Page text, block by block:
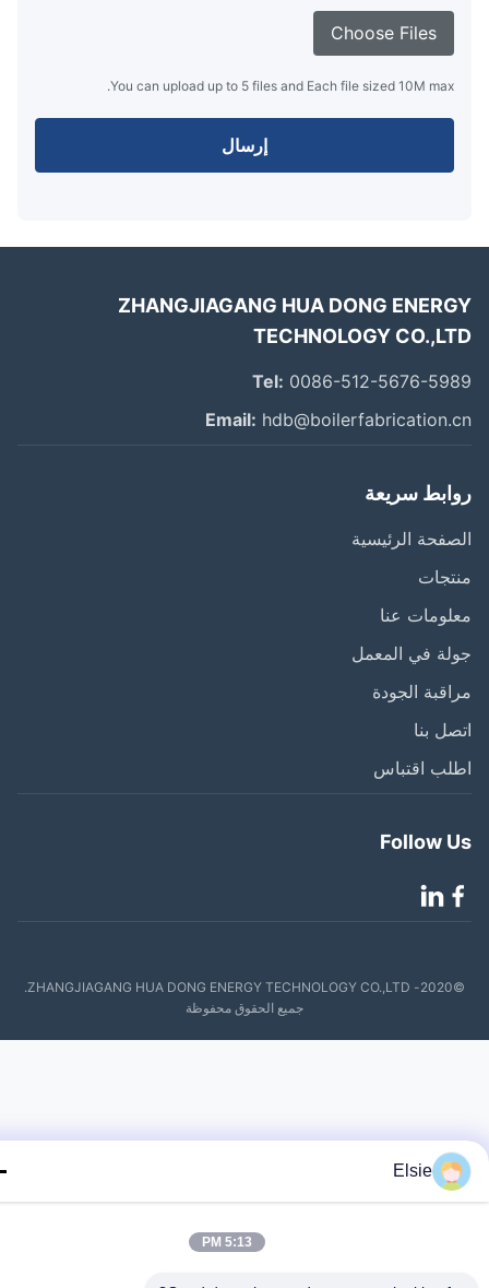
Choose Files
You can upload up to 5 files and Each file sized 10M max.
إرسال
ZHANGJIAGANG HUA DONG
TECHNOLOGY
Tel:0086-512-5676-
Email:
سريعة
الرئيسية
عنا
في المعمل
الجودة
بنا
اقتباس
Follow
©2020- ZHANGJIAGANG HUA DONG ENERGY TECHNOLOGY CO.,LTD.
جميع الحقوق محفوظة
Elsie
5:13 PM